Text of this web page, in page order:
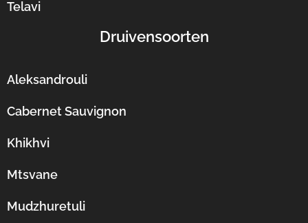
Telavi
Druivensoorten
Aleksandrouli
Cabernet Sauvignon
Khikhvi
Mtsvane
Mudzhuretuli